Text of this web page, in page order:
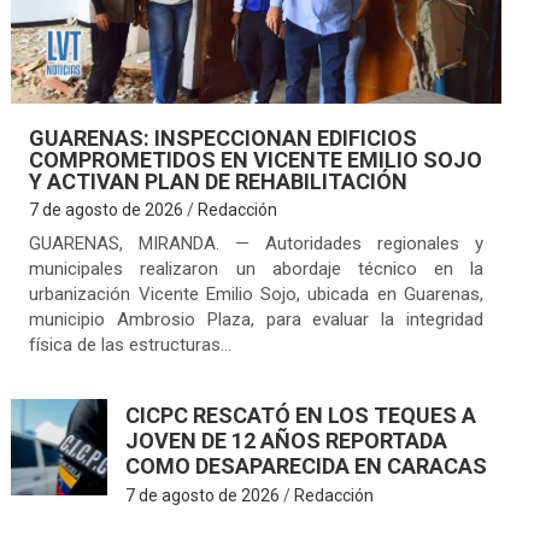
GUARENAS: INSPECCIONAN EDIFICIOS
COMPROMETIDOS EN VICENTE EMILIO SOJO
Y ACTIVAN PLAN DE REHABILITACIÓN
7 de agosto de 2026 Redacción
GUARENAS, MIRANDA. — Autoridades regionales y
municipales realizaron un abordaje técnico en la
urbanización Vicente Emilio Sojo, ubicada en Guarenas,
municipio Ambrosio Plaza, para evaluar la integridad
física de las estructuras…
CICPC RESCATÓ EN LOS TEQUES A
JOVEN DE 12 AÑOS REPORTADA
COMO DESAPARECIDA EN CARACAS
7 de agosto de 2026 Redacción